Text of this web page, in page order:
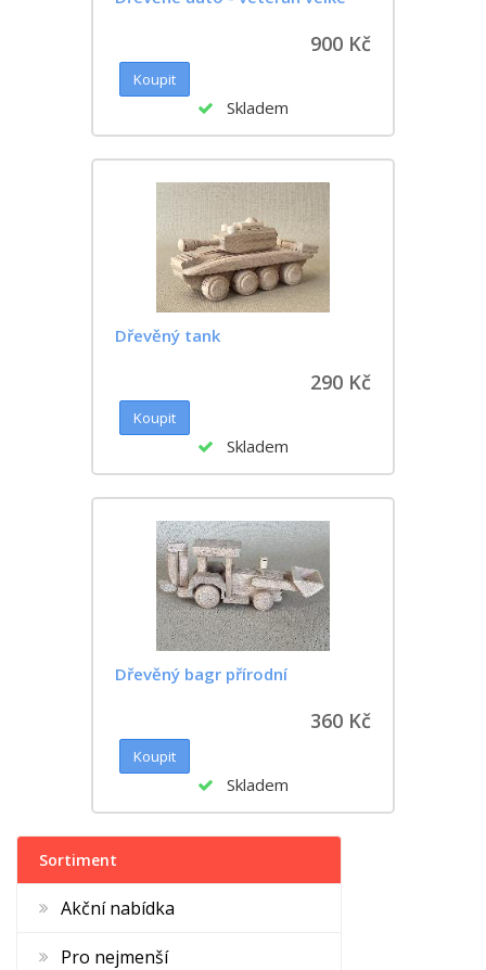
900 Kč
Skladem
Dřevěný tank
290 Kč
Skladem
Dřevěný bagr přírodní
360 Kč
Skladem
Sortiment
Akční nabídka
Pro nejmenší